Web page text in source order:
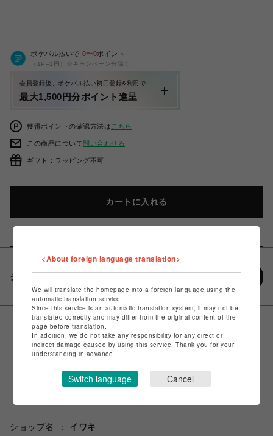
ポケパル払いで 0〜0ポイント
（1P=1円）※キャンペーン分除く
会員登録後、ポケパル払い初回登録&利用で
最大1,500円分ポイント進呈
獲得ポイントの確認方法は こちら
この商品について問い合わせる
ギフト：ラッピング不可
カートに入れる
シェアする
ショップ名
イワキ
<About foreign language translation>
We will translate the homepage into a foreign language using the
automatic translation service.
Since this service is an automatic translation system, it may not be
translated correctly and may differ from the original content of the
page before translation.
In addition, we do not take any responsibility for any direct or
indirect damage caused by using this service. Thank you for your
understanding in advance.
Switch language Cancel